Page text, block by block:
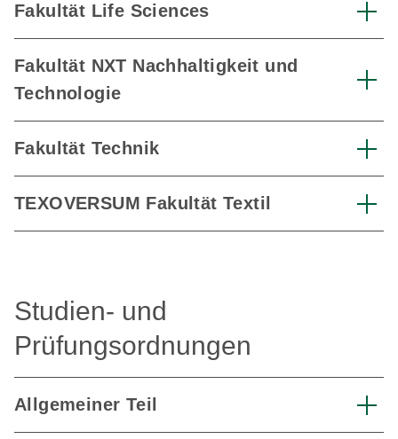
Fakultät Life Sciences
Fakultät NXT Nachhaltigkeit und
Technologie
Fakultät Technik
TEXOVERSUM Fakultät Textil
Studien- und
Prüfungsordnungen
Allgemeiner Teil